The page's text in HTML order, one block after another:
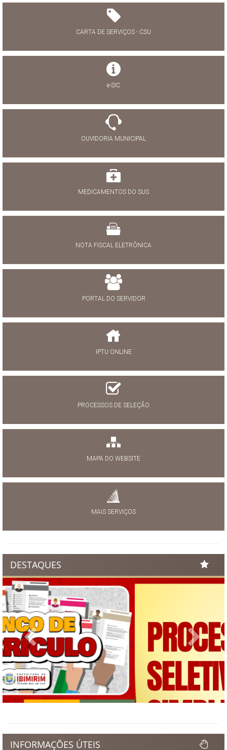
CARTA DE SERVIÇOS - CSU
e-SIC
OUVIDORIA MUNICIPAL
MEDICAMENTOS DO SUS
NOTA FISCAL ELETRÔNICA
PORTAL DO SERVIDOR
IPTU ONLINE
PROCESSOS DE SELEÇÃO
MAPA DO WEBSITE
MAIS SERVIÇOS
DESTAQUES
Previous Next